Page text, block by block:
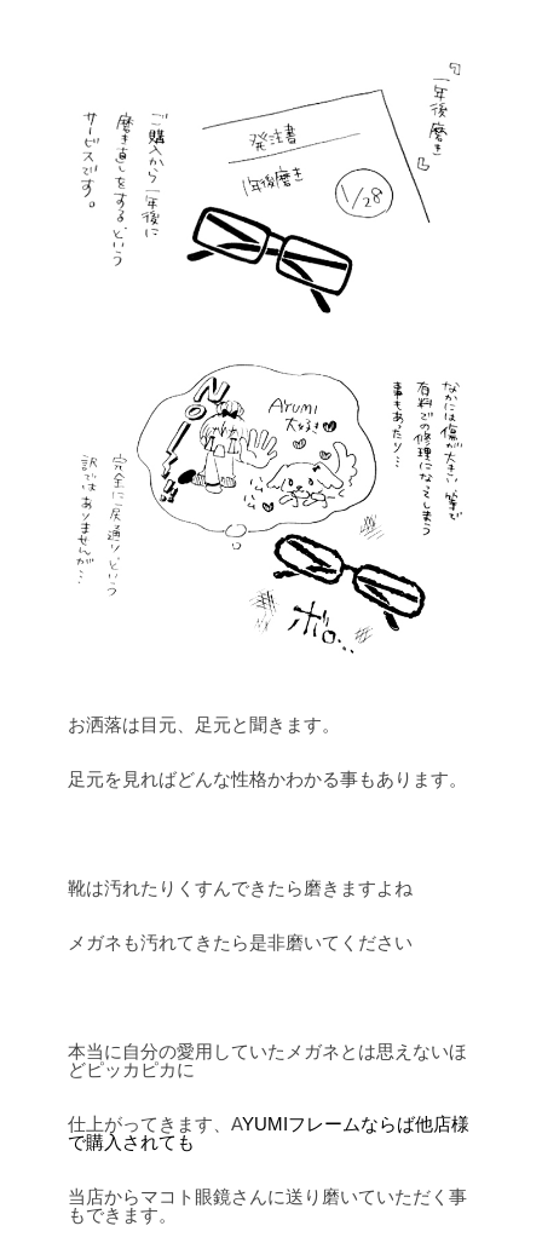
お洒落は目元、足元と聞きます。
足元を見ればどんな性格かわかる事もあります。
靴は汚れたりくすんできたら磨きますよね
メガネも汚れてきたら是非磨いてください
本当に自分の愛用していたメガネとは思えないほ
どピッカピカに
仕上がってきます、AYUMIフレームならば他店様
で購入されても
当店からマコト眼鏡さんに送り磨いていただく事
もできます。